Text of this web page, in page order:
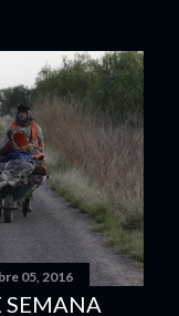
05, 2016
SEMANA